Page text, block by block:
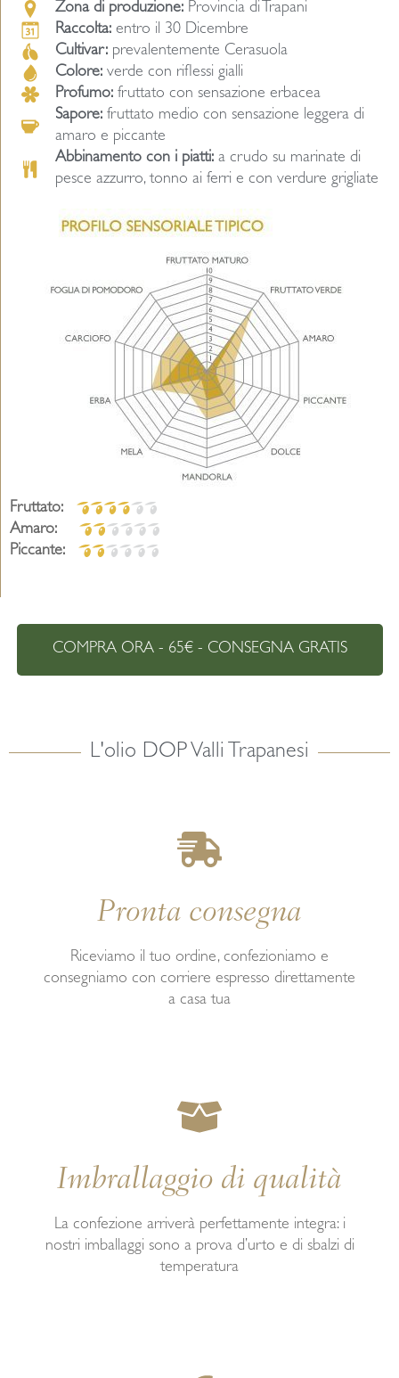
Zona di produzione: Provincia di Trapani
Raccolta: entro il 30 Dicembre
Cultivar: prevalentemente Cerasuola
Colore: verde con riflessi gialli
Profumo: fruttato con sensazione erbacea
Sapore: fruttato medio con sensazione leggera di
amaro e piccante
Abbinamento con i piatti: a crudo su marinate di
pesce azzurro, tonno ai ferri e con verdure grigliate
Fruttato:
Amaro:
Piccante:
COMPRA ORA - 65€ - CONSEGNA GRATIS
L'olio DOP Valli Trapanesi
Pronta consegna
Riceviamo il tuo ordine, confezioniamo e
consegniamo con corriere espresso direttamente
a casa tua
in tutta Italia*
consegnato direttamente a casa tua senza costi
aggiuntivi.
*Solo per Sardegna, isole minori, Laguna Veneta e Livigno
saranno applicati costi di spedizione aggiuntivi.
Imbrallaggio di qualità
La confezione arriverà perfettamente integra: i
nostri imballaggi sono a prova d’urto e di sbalzi di
temperatura
Confezione totalmente